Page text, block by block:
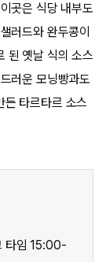
곳은 식당 내부도
러드와 완두콩이
된 옛날 식의 소스
러운 모닝빵과도
든 타르타르 소스
타임 15:00-